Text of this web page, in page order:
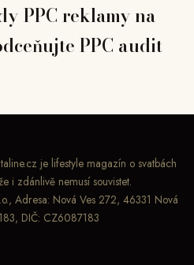
PPC reklamy na
PPC audit
je lifestyle magazín o svatbách
i zdánlivě nemusí souvistet.
Adresa: Nová Ves 272, 46331 Nová
DIČ: CZ6087183